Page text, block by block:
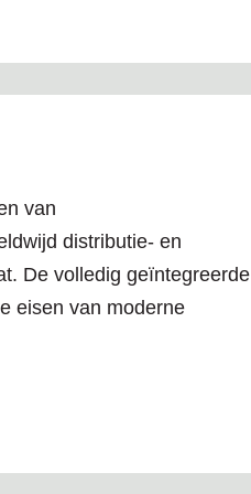
van
distributie- en
De volledig geïntegreerde
eisen van moderne